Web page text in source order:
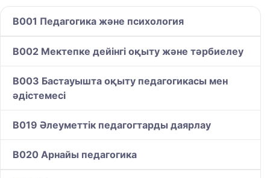
B001 Педагогика және психология
B002 Мектепке дейінгі оқыту және тәрбиелеу
B003 Бастауышта оқыту педагогикасы мен
әдістемесі
B019 Әлеуметтік педагогтарды даярлау
B020 Арнайы педагогика